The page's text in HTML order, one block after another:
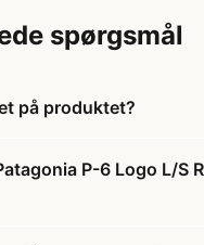
spørgsmål
på produktet?
P-6 Logo L/S